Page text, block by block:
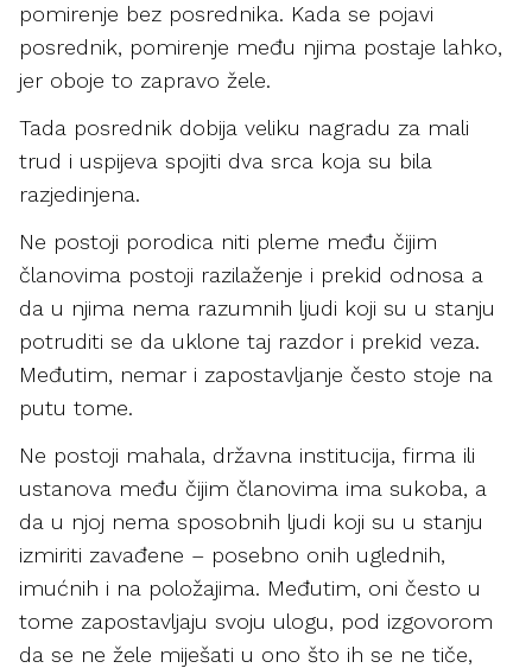
pomirenje bez posrednika. Kada se pojavi
posrednik, pomirenje među njima postaje lahko,
jer oboje to zapravo žele.
Tada posrednik dobija veliku nagradu za mali
trud i uspijeva spojiti dva srca koja su bila
razjedinjena.
Ne postoji porodica niti pleme među čijim
članovima postoji razilaženje i prekid odnosa a
da u njima nema razumnih ljudi koji su u stanju
potruditi se da uklone taj razdor i prekid veza.
Međutim, nemar i zapostavljanje često stoje na
putu tome.
Ne postoji mahala, državna institucija, firma ili
ustanova među čijim članovima ima sukoba, a
da u njoj nema sposobnih ljudi koji su u stanju
izmiriti zavađene – posebno onih uglednih,
imućnih i na položajima. Međutim, oni često u
tome zapostavljaju svoju ulogu, pod izgovorom
da se ne žele miješati u ono što ih se ne tiče,